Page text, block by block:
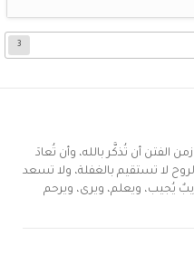
2005
3
الفتن أن تُذكَّر بالله، وأن تُعادَ
لا تستقيم بالغفلة، ولا تسعد
يُجيب، ويعلم، ويرى، ويرحم